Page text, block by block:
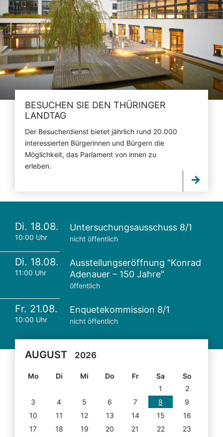
BESUCHEN SIE DEN THÜRINGER
LANDTAG
Der Besucherdienst bietet jährlich rund 20.000
interessierten Bürgerinnen und Bürgern die
Möglichkeit, das Parlament von innen zu
erleben.
Di. 18.08.
10:00 Uhr
Untersuchungsausschuss 8/1
nicht öffentlich
Di. 18.08.
11:00 Uhr
Ausstellungseröffnung "Konrad
Adenauer – 150 Jahre"
öffentlich
Fr. 21.08.
10:00 Uhr
Enquetekommission 8/1
nicht öffentlich
AUGUST 2026
Mo Di Mi Do Fr Sa
So
1
2
3
4 5 6 7 8
9
10
11 12 13 14 15
16
17
18 19 20 21 22
23